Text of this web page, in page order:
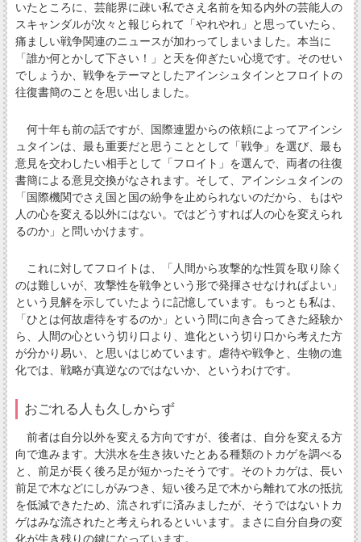
いたところに、芸能界に疎い私でさえ名前を知る内外の芸能人の
スキャンダルが次々と報じられて「やれやれ」と思っていたら、
痛ましい戦争関連のニュースが加わってしまいました。本当に
「誰か何とかして下さい！」と天を仰ぎたい心境です。そのせい
でしょうか、戦争をテーマとしたアインシュタインとフロイトの
往復書簡のことを思い出しました。
何十年も前の話ですが、国際連盟からの依頼によってアインシ
ュタインは、最も重要だと思うこととして「戦争」を選び、最も
意見を交わしたい相手として「フロイト」を選んで、両者の往復
書簡による意見交換がなされます。そして、アインシュタインの
「国際機関でさえ国と国の紛争を止められないのだから、もはや
人の心を変える以外にはない。ではどうすれば人の心を変えられ
るのか」と問いかけます。
これに対してフロイトは、「人間から攻撃的な性質を取り除く
のは難しいが、攻撃性を戦争という形で発揮させなければよい」
という見解を示していたように記憶しています。もっとも私は、
「ひとは何故虐待をするのか」という問に向き合ってきた経験か
ら、人間の心という切り口より、進化という切り口から考えた方
が分かり易い、と思いはじめています。虐待や戦争と、生物の進
化では、戦略が真逆なのではないか、というわけです。
おごれる人も久しからず
前者は自分以外を変える方向ですが、後者は、自分を変える方
向で進みます。大洪水を生き抜いたとある種類のトカゲを調べる
と、前足が長く後ろ足が短かったそうです。そのトカゲは、長い
前足で木などにしがみつき、短い後ろ足で木から離れて水の抵抗
を低減できたため、流されずに済みましたが、そうではないトカ
ゲはみな流されたと考えられるといいます。まさに自分自身の変
化が生き残りの鍵になっています。